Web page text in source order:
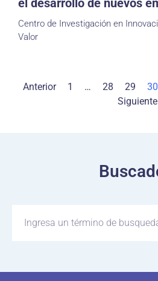
el desarrollo de nuevos
Centro de Investigación en
Valor
Anterior 1 … 28 29 30
Siguiente